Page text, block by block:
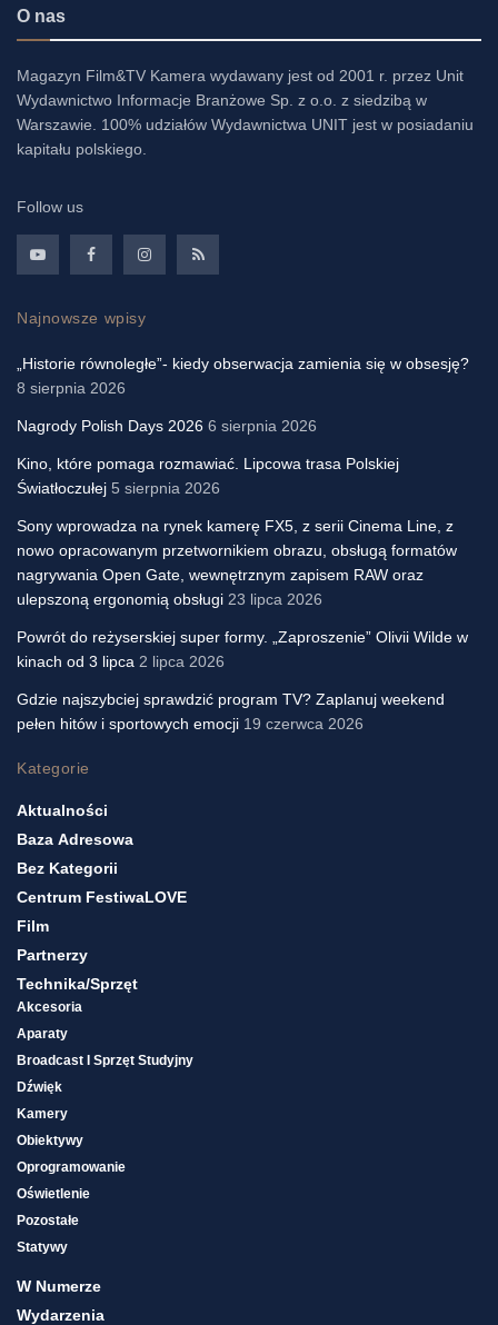
O nas
Magazyn Film&TV Kamera wydawany jest od 2001 r. przez Unit
Wydawnictwo Informacje Branżowe Sp. z o.o. z siedzibą w
Warszawie. 100% udziałów Wydawnictwa UNIT jest w posiadaniu
kapitału polskiego.
Follow us
Najnowsze wpisy
„Historie równoległe”- kiedy obserwacja zamienia się w obsesję?
8 sierpnia 2026
Nagrody Polish Days 2026 6 sierpnia 2026
Kino, które pomaga rozmawiać. Lipcowa trasa Polskiej
Światłoczułej 5 sierpnia 2026
Sony wprowadza na rynek kamerę FX5, z serii Cinema Line, z
nowo opracowanym przetwornikiem obrazu, obsługą formatów
nagrywania Open Gate, wewnętrznym zapisem RAW oraz
ulepszoną ergonomią obsługi 23 lipca 2026
Powrót do reżyserskiej super formy. „Zaproszenie” Olivii Wilde w
kinach od 3 lipca 2 lipca 2026
Gdzie najszybciej sprawdzić program TV? Zaplanuj weekend
pełen hitów i sportowych emocji 19 czerwca 2026
Kategorie
Aktualności
Baza Adresowa
Bez Kategorii
Centrum FestiwaLOVE
Film
Partnerzy
Technika/sprzęt
Akcesoria
Aparaty
Broadcast I Sprzęt Studyjny
Dźwięk
Kamery
Obiektywy
Oprogramowanie
Oświetlenie
Pozostałe
Statywy
W Numerze
Wydarzenia